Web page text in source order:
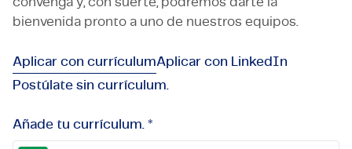
bienvenida pronto a uno de nuestros equipos.
Aplicar con currículumAplicar con LinkedIn
Postúlate sin currículum.
Añade tu currículum. *